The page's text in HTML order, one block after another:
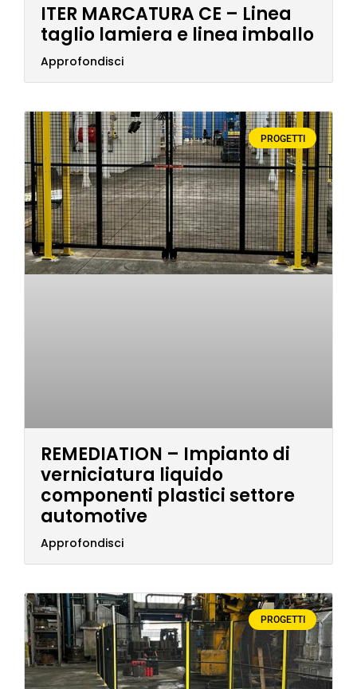
ITER MARCATURA CE – Linea
taglio lamiera e linea imballo
Approfondisci
PROGETTI
REMEDIATION – Impianto di
verniciatura liquido
componenti plastici settore
automotive
Approfondisci
PROGETTI